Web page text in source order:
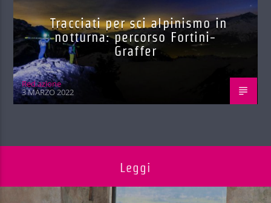
Tracciati per sci alpinismo in
notturna: percorso Fortini-
Graffer
Red.azione
3 MARZO 2022
Leggi